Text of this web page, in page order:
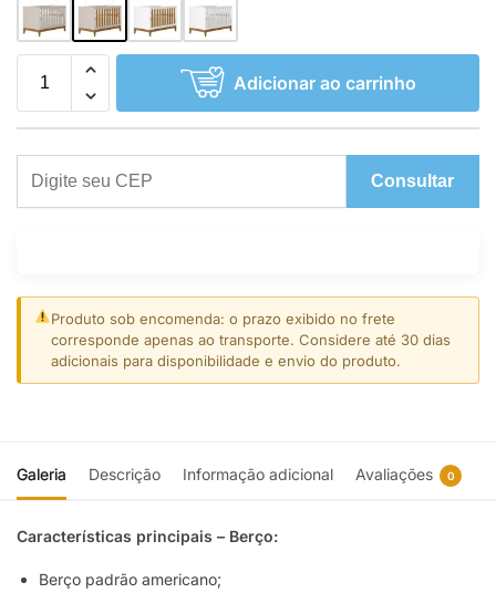
Adicionar ao carrinho
Consultar
Produto sob encomenda: o prazo exibido no frete
corresponde apenas ao transporte. Considere até 30 dias
adicionais para disponibilidade e envio do produto.
Galeria Descrição Informação adicional Avaliações 0
Características principais – Berço:
Berço padrão americano;